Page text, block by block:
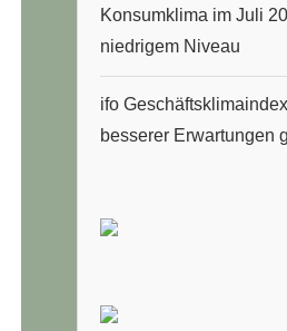
Konsumklima im Juli
niedrigem Niveau
ifo
besserer Erwartungen